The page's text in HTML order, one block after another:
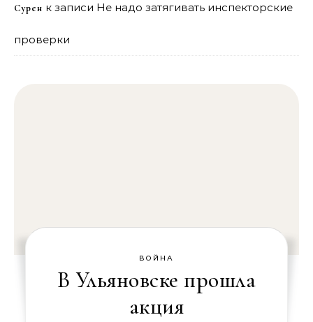
Сурен к записи Не надо затягивать инспекторские
проверки
ВОЙНА
В Ульяновске прошла
акция